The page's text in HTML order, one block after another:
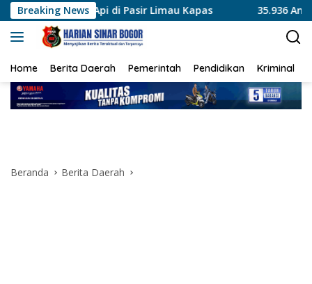
Langsung
ke
konten
Breaking News
Pasir Limau Kapas 35.936 Anak Muda Main Bareng
Home Berita Daerah Pemerintah Pendidikan Kriminal
Beranda Berita Daerah